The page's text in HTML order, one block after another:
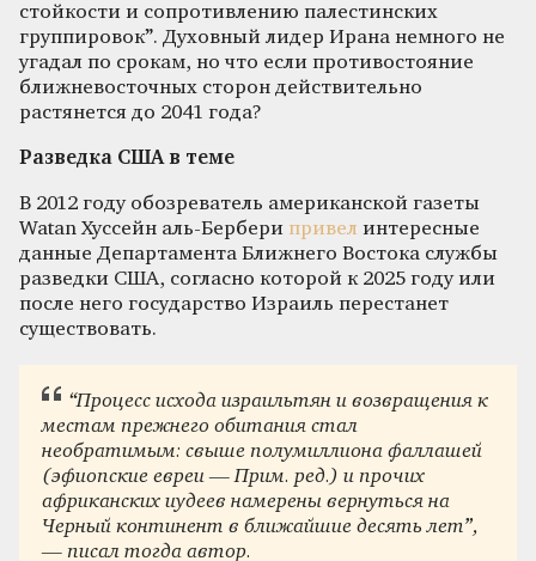
стойкости и сопротивлению палестинских
группировок”. Духовный лидер Ирана немного не
угадал по срокам, но что если противостояние
ближневосточных сторон действительно
растянется до 2041 года?
Разведка США в теме
В 2012 году обозреватель американской газеты
Watan Хуссейн аль-Бербери привел интересные
данные Департамента Ближнего Востока службы
разведки США, согласно которой к 2025 году или
после него государство Израиль перестанет
существовать.
“Процесс исхода израильтян и возвращения к
местам прежнего обитания стал
необратимым: свыше полумиллиона фаллашей
(эфиопские евреи — Прим. ред.) и прочих
африканских иудеев намерены вернуться на
Черный континент в ближайшие десять лет”,
— писал тогда автор.